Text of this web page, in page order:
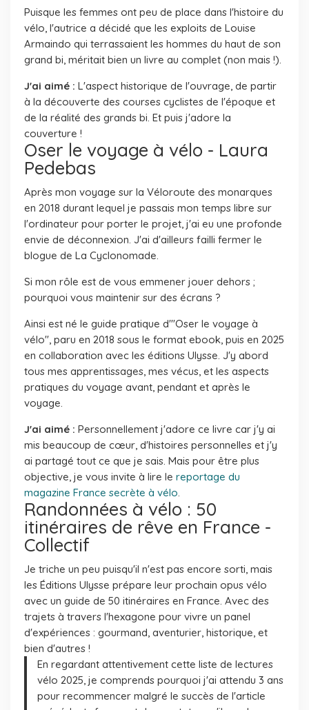
Puisque les femmes ont peu de place dans l'histoire du
vélo, l'autrice a décidé que les exploits de Louise
Armaindo qui terrassaient les hommes du haut de son
grand bi, méritait bien un livre au complet (non mais !).
J'ai aimé : L'aspect historique de l'ouvrage, de partir
à la découverte des courses cyclistes de l'époque et
de la réalité des grands bi. Et puis j'adore la
couverture !
Oser le voyage à vélo - Laura
Pedebas
Après mon voyage sur la Véloroute des monarques
en 2018 durant lequel je passais mon temps libre sur
l'ordinateur pour porter le projet, j'ai eu une profonde
envie de déconnexion. J'ai d'ailleurs failli fermer le
blogue de La Cyclonomade.
Si mon rôle est de vous emmener jouer dehors ;
pourquoi vous maintenir sur des écrans ?
Ainsi est né le guide pratique d'"Oser le voyage à
vélo", paru en 2018 sous le format ebook, puis en 2025
en collaboration avec les éditions Ulysse. J'y abord
tous mes apprentissages, mes vécus, et les aspects
pratiques du voyage avant, pendant et après le
voyage.
J'ai aimé : Personnellement j'adore ce livre car j'y ai
mis beaucoup de cœur, d'histoires personnelles et j'y
ai partagé tout ce que je sais. Mais pour être plus
objective, je vous invite à lire le reportage du
magazine France secrète à vélo.
Randonnées à vélo : 50
itinéraires de rêve en France -
Collectif
Je triche un peu puisqu'il n'est pas encore sorti, mais
les Éditions Ulysse prépare leur prochain opus vélo
avec un guide de 50 itinéraires en France. Avec des
trajets à travers l'hexagone pour vivre un panel
d'expériences : gourmand, aventurier, historique, et
bien d'autres !
En regardant attentivement cette liste de lectures
vélo 2025, je comprends pourquoi j'ai attendu 3 ans
pour recommencer malgré le succès de l'article